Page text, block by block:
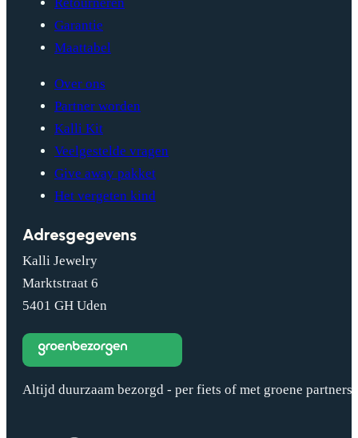
Retourneren
Garantie
Maattabel
Over ons
Partner worden
Kalli Kit
Veelgestelde vragen
Give away pakket
Het vergeten kind
Adresgegevens
Kalli Jewelry
Marktstraat 6
5401 GH Uden
Altijd duurzaam bezorgd - per fiets of met groene partners